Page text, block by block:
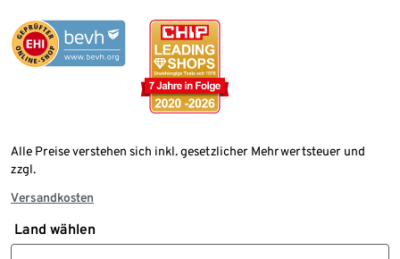
Alle Preise verstehen sich inkl. gesetzlicher Mehrwertsteuer und
zzgl.
Versandkosten
Land wählen